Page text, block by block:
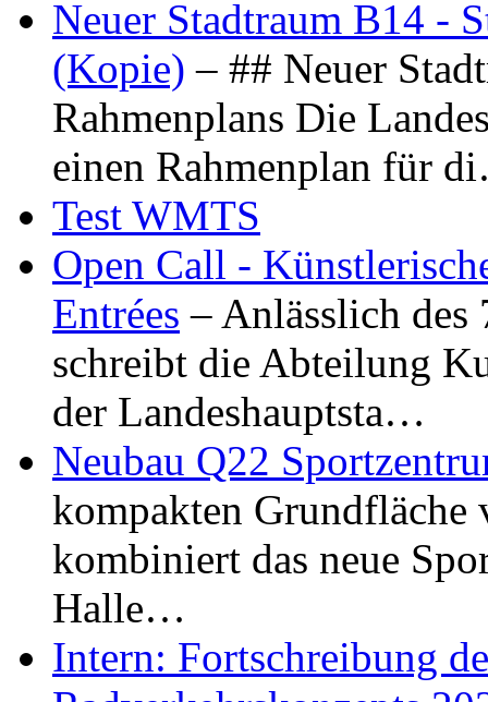
Neuer Stadtraum B14 -
(Kopie) – ## Neuer
Rahmenplans Die
einen Rahmenplan für
Test WMTS
Open Call -
Entrées – Anlässlich
schreibt die Abteilung
der Landeshauptsta…
Neubau Q22
kompakten Grundfläche
kombiniert das neue
Halle…
Intern: Fortschreibung